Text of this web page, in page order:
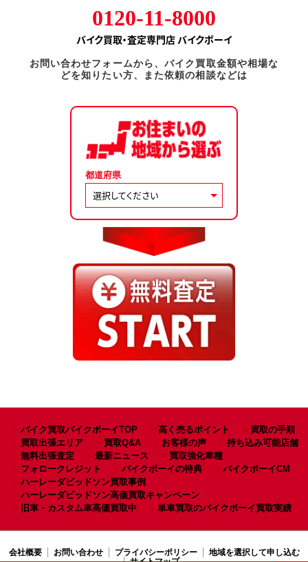
0120-11-8000
バイク買取・査定専門店 バイクボーイ
お問い合わせフォームから、バイク買取金額や相場な
どを知りたい方、また依頼の相談などは
都道府県
バイク買取バイクボーイTOP 高く売るポイント
買取の手順
買取出張エリア
買取Q&A お客様の声
持ち込み可能店舗
無料出張査定
最新ニュース
買取強化車種
フォロークレジット
バイクボーイの特典
バイクボーイCM
ハーレーダビッドソン買取事例
ハーレーダビッドソン高価買取キャンペーン
旧車・カスタム車高価買取中
単車買取のバイクボーイ買取実績
会社概要 お問い合わせ プライバシーポリシー
地域を選択して申し込む